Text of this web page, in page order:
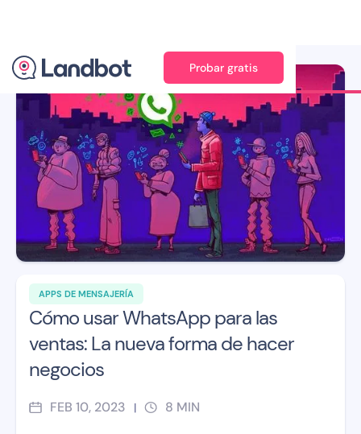
Probar gratis
APPS DE MENSAJERÍA
Cómo usar WhatsApp para las
ventas: La nueva forma de hacer
negocios
FEB 10, 2023 | 8 MIN
Ilustración: Xèlon XLF